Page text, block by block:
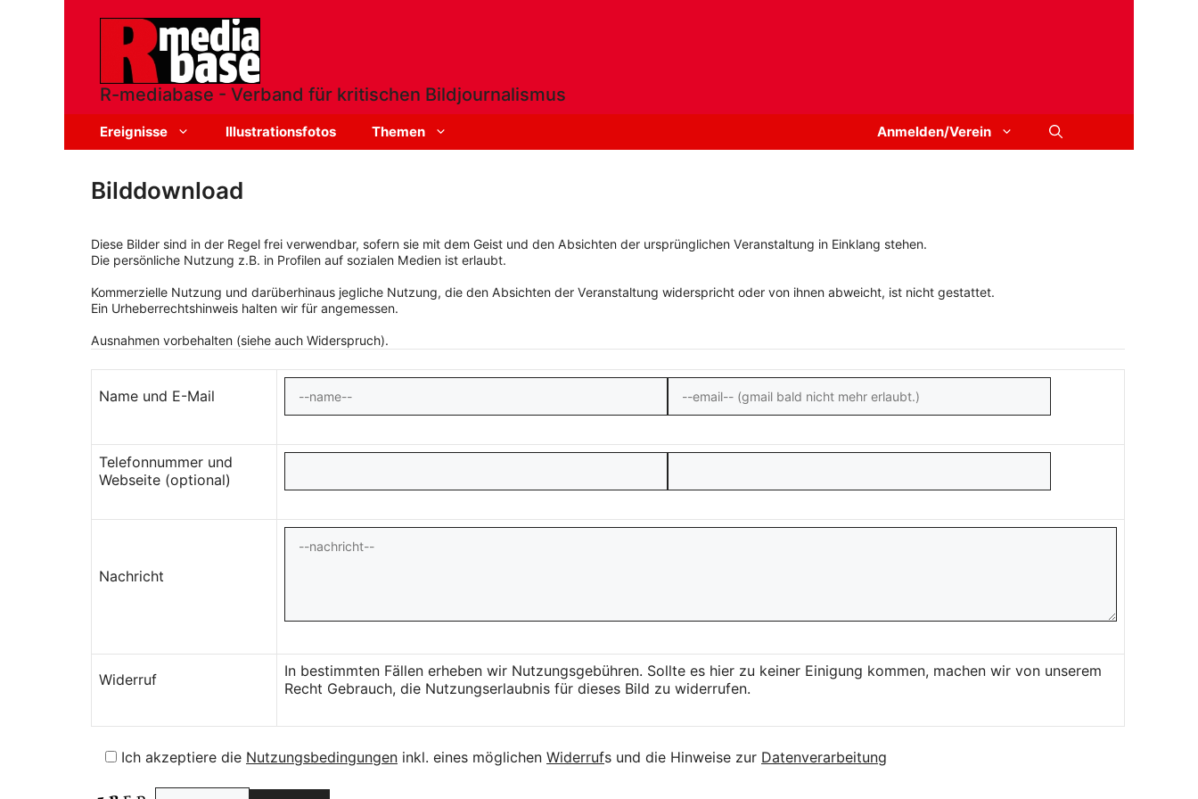
R-mediabase - Verband für kritischen Bildjournalismus
Ereignisse Illustrationsfotos Themen Anmelden/Verein
Bilddownload
Diese Bilder sind in der Regel frei verwendbar, sofern sie mit dem Geist und den Absichten der ursprünglichen Veranstaltung in Einklang stehen.
Die persönliche Nutzung z.B. in Profilen auf sozialen Medien ist erlaubt.
Kommerzielle Nutzung und darüberhinaus jegliche Nutzung, die den Absichten der Veranstaltung widerspricht oder von ihnen abweicht, ist nicht gestattet.
Ein Urheberrechtshinweis halten wir für angemessen.
Ausnahmen vorbehalten (siehe auch Widerspruch).
Name und E-Mail
Telefonnummer und
Webseite (optional)
Nachricht
Widerruf
In bestimmten Fällen erheben wir Nutzungsgebühren. Sollte es hier zu keiner Einigung kommen, machen wir von unserem
Recht Gebrauch, die Nutzungserlaubnis für dieses Bild zu widerrufen.
Ich akzeptiere die Nutzungsbedingungen inkl. eines möglichen Widerrufs und die Hinweise zur Datenverarbeitung